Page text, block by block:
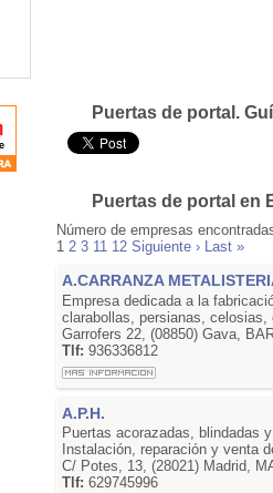
Puertas de portal.
Puertas de portal en
Número de empresas
1 2 3 11 12 Siguiente › Last »
A.CARRANZA
Empresa dedicada a la
clarabollas, persianas, celosias,
Garrofers 22, (08850) Gava,
Tlf:936336812
A.P.H.
Puertas acorazadas, blindadas
Instalación, reparación y venta
C/ Potes, 13, (28021) Madrid,
Tlf:629745996